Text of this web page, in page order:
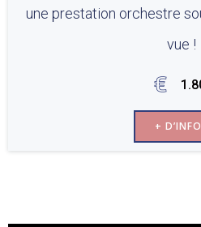
une prestation orchestre
vue !
+